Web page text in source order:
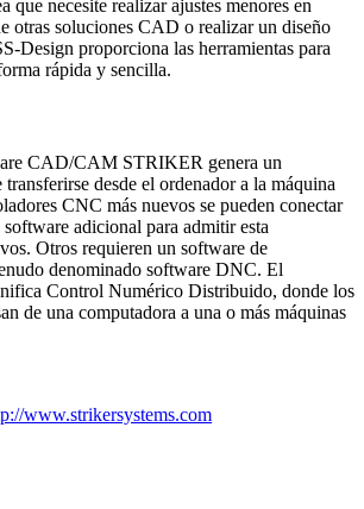
que necesite realizar ajustes menores en
otras soluciones CAD o realizar un diseño
Design proporciona las herramientas para
rápida y sencilla.
CAD/CAM STRIKER genera un
desde el ordenador a la máquina
CNC más nuevos se pueden conectar
adicional para admitir esta
Otros requieren un software de
denominado software DNC. El
Control Numérico Distribuido, donde los
de una computadora a una o más máquinas
www.strikersystems.com